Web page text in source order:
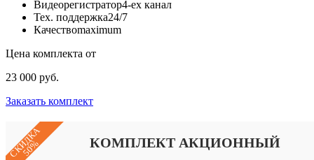
Видеорегистратор4-ех канал
Тех. поддержка24/7
Качествоmaximum
Цена комплекта от
23 000 руб.
Заказать комплект
СКИДКА
50% КОМПЛЕКТ АКЦИОННЫЙ